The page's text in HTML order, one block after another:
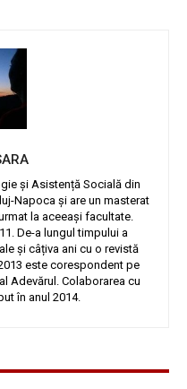
și Asistență Socială din
Napoca și are un masterat
la aceeași facultate.
De-a lungul timpului a
și câțiva ani cu o revistă
este corespondent pe
Adevărul. Colaborarea cu
în anul 2014.